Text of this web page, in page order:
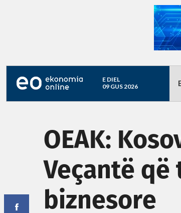
E DIEL
09 GUS 2026
OEAK:
Veçantë
biznesore